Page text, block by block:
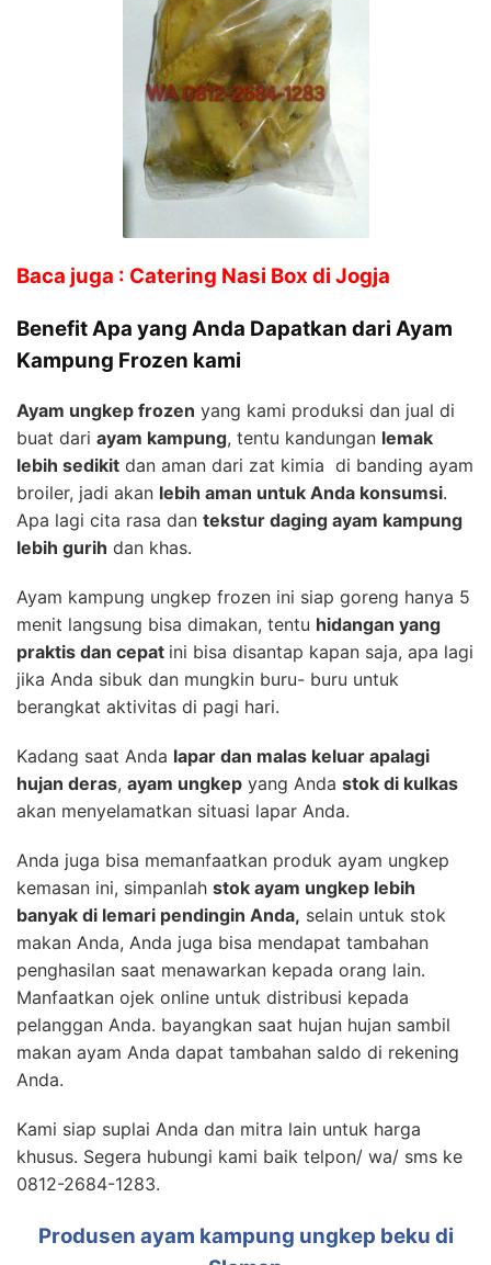
Baca juga : Catering Nasi Box di Jogja
Benefit Apa yang Anda Dapatkan dari Ayam
Kampung Frozen kami
Ayam ungkep frozen yang kami produksi dan jual di
buat dari ayam kampung, tentu kandungan lemak
lebih sedikit dan aman dari zat kimia di banding ayam
broiler, jadi akan lebih aman untuk Anda konsumsi.
Apa lagi cita rasa dan tekstur daging ayam kampung
lebih gurih dan khas.
Ayam kampung ungkep frozen ini siap goreng hanya 5
menit langsung bisa dimakan, tentu hidangan yang
praktis dan cepat ini bisa disantap kapan saja, apa lagi
jika Anda sibuk dan mungkin buru- buru untuk
berangkat aktivitas di pagi hari.
Kadang saat Anda lapar dan malas keluar apalagi
hujan deras, ayam ungkep yang Anda stok di kulkas
akan menyelamatkan situasi lapar Anda.
Anda juga bisa memanfaatkan produk ayam ungkep
kemasan ini, simpanlah stok ayam ungkep lebih
banyak di lemari pendingin Anda, selain untuk stok
makan Anda, Anda juga bisa mendapat tambahan
penghasilan saat menawarkan kepada orang lain.
Manfaatkan ojek online untuk distribusi kepada
pelanggan Anda. bayangkan saat hujan hujan sambil
makan ayam Anda dapat tambahan saldo di rekening
Anda.
Kami siap suplai Anda dan mitra lain untuk harga
khusus. Segera hubungi kami baik telpon/ wa/ sms ke
0812-2684-1283.
Produsen ayam kampung ungkep beku di